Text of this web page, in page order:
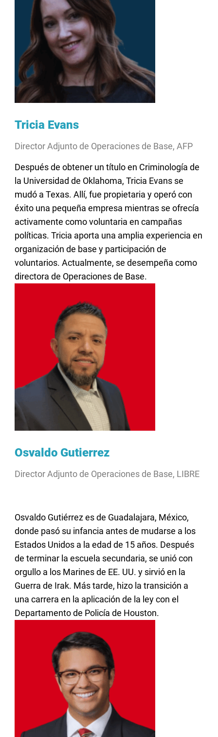
Tricia Evans
Director Adjunto de Operaciones de Base, AFP
Después de obtener un título en Criminología de
la Universidad de Oklahoma, Tricia Evans se
mudó a Texas. Allí, fue propietaria y operó con
éxito una pequeña empresa mientras se ofrecía
activamente como voluntaria en campañas
políticas. Tricia aporta una amplia experiencia en
organización de base y participación de
voluntarios. Actualmente, se desempeña como
directora de Operaciones de Base.
Osvaldo Gutierrez
Director Adjunto de Operaciones de Base, LIBRE
Osvaldo Gutiérrez es de Guadalajara, México,
donde pasó su infancia antes de mudarse a los
Estados Unidos a la edad de 15 años. Después
de terminar la escuela secundaria, se unió con
orgullo a los Marines de EE. UU. y sirvió en la
Guerra de Irak. Más tarde, hizo la transición a
una carrera en la aplicación de la ley con el
Departamento de Policía de Houston.